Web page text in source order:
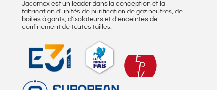
Jacomex est un leader dans la conception et la
fabrication d'unités de purification de gaz neutres, de
boîtes à gants, d'isolateurs et d'enceintes de
confinement de toutes tailles.